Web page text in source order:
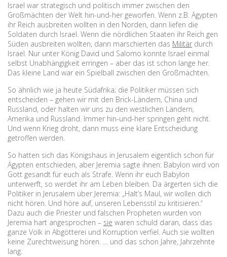
Israel war strategisch und politisch immer zwischen den
Großmächten der Welt hin-und-her geworfen. Wenn z.B. Ägypten
ihr Reich ausbreiten wollten in den Norden, dann liefen die
Soldaten durch Israel. Wenn die nördlichen Staaten ihr Reich gen
Süden ausbreiten wollten, dann marschierten das Militär durch
Israel. Nur unter König David und Salomo konnte Israel einmal
selbst Unabhängigkeit erringen – aber das ist schon lange her.
Das kleine Land war ein Spielball zwischen den Großmächten.
So ähnlich wie ja heute Südafrika; die Politiker müssen sich
entscheiden – gehen wir mit den Brick-Ländern, China und
Russland, oder halten wir uns zu den westlichen Ländern,
Amerika und Russland. Immer hin-und-her springen geht nicht.
Und wenn Krieg droht, dann muss eine klare Entscheidung
getroffen werden.
So hatten sich das Königshaus in Jerusalem eigentlich schon für
Ägypten entschieden, aber Jeremia sagte ihnen: Babylon wird von
Gott gesandt für euch als Strafe. Wenn ihr euch Babylon
unterwerft, so werdet ihr am Leben bleiben. Da ärgerten sich die
Politiker in Jerusalem über Jeremia: „Halt’s Maul, wir wollen dich
nicht hören. Und höre auf, unseren Lebensstil zu kritisieren.“
Dazu auch die Priester und falschen Propheten wurden von
Jeremia hart angesprochen – sie waren schuld daran, dass das
ganze Volk in Abgötterei und Korruption verfiel. Auch sie wollten
keine Zurechtweisung hören. … und das schon Jahre, Jahrzehnte
lang.